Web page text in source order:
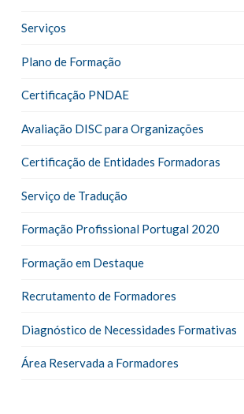
Serviços
Plano de Formação
Certificação PNDAE
Avaliação DISC para Organizações
Certificação de Entidades Formadoras
Serviço de Tradução
Formação Profissional Portugal 2020
Formação em Destaque
Recrutamento de Formadores
Diagnóstico de Necessidades Formativas
Área Reservada a Formadores